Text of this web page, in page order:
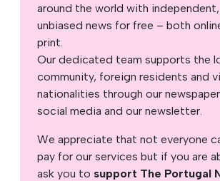
around the world with
unbiased news for free – both
print.
Our dedicated team supports the
community, foreign residents and
nationalities through our
social media and our newsletter.
We appreciate that not everyone
pay for our services but if you are
ask you to support The Portugal